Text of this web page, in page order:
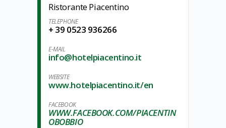
Ristorante Piacentino
TELEPHONE
+ 39 0523 936266
E-MAIL
info@hotelpiacentino.it
WEBSITE
www.hotelpiacentino.it/en
FACEBOOK
WWW.FACEBOOK.COM/PIACENTIN
OBOBBIO